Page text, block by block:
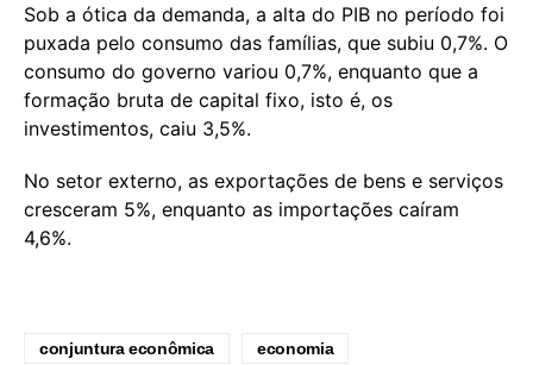
Sob a ótica da demanda, a alta do PIB no período foi
puxada pelo consumo das famílias, que subiu 0,7%. O
consumo do governo variou 0,7%, enquanto que a
formação bruta de capital fixo, isto é, os
investimentos, caiu 3,5%.
No setor externo, as exportações de bens e serviços
cresceram 5%, enquanto as importações caíram
4,6%.
conjuntura econômica economia